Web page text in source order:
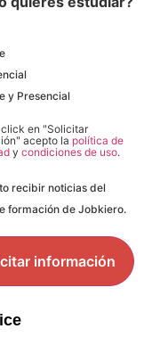
y Presencial
en "Solicitar
acepto la política de
y condiciones de uso.
recibir noticias del
formación de Jobkiero.